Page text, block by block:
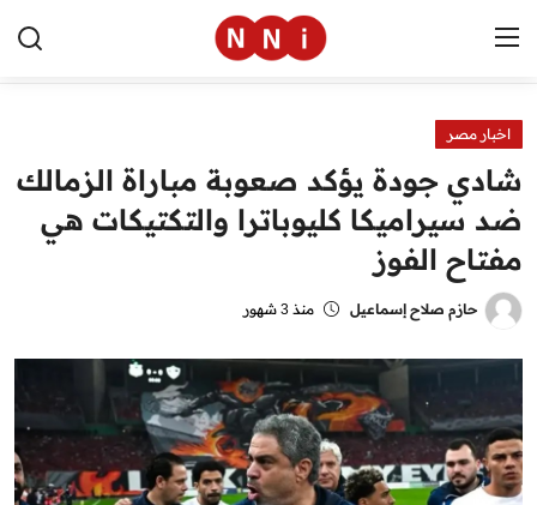
الرئيسية
اخبار مصر
العالم
الرياضة
مال وأعمال
تقنية
التعليم
اخبار مصر
شادي جودة يؤكد صعوبة مباراة الزمالك
ضد سيراميكا كليوباترا والتكتيكات هي
مفتاح الفوز
حازم صلاح إسماعيل منذ 3 شهور